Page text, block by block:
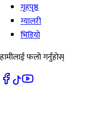
गृहपृष्ठ
ग्यालरी
भिडियो
हामीलाई फलो गर्नुहोस्